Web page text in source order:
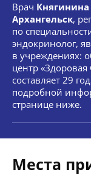
Врач
Архангельск,
по
эндокринолог,
в учреждениях:
центр
составляет 29
подробной
странице ниже.
Места